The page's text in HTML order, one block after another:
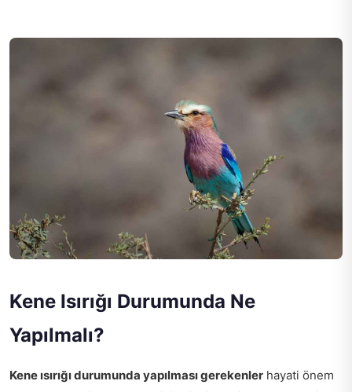
Kene Isırığı Durumunda Ne
Yapılmalı?
Kene ısırığı durumunda yapılması gerekenler hayati önem